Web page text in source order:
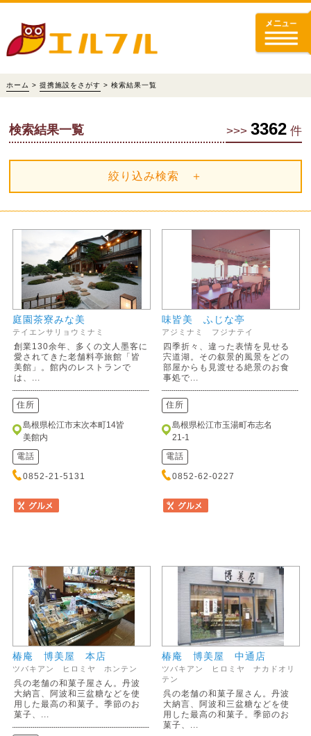
ホーム > 提携施設をさがす > 検索結果一覧
>>> 3362 件
検索結果一覧
絞り込み検索 ＋
庭園茶寮みな美
テイエンサリョウミナミ
創業130余年、多くの文人墨客に
愛されてきた老舗料亭旅館「皆
美館」。館内のレストランで
は、...
住所
島根県松江市末次本町14皆
美館内
電話
0852-21-5131
味皆美 ふじな亭
アジミナミ フジナテイ
四季折々、違った表情を見せる
宍道湖。その叙景的風景をどの
部屋からも見渡せる絶景のお食
事処で...
住所
島根県松江市玉湯町布志名
21-1
電話
0852-62-0227
椿庵 博美屋 本店
ツバキアン ヒロミヤ ホンテン
呉の老舗の和菓子屋さん。丹波
大納言、阿波和三盆糖などを使
用した最高の和菓子。季節のお
菓子、...
椿庵 博美屋 中通店
ツバキアン ヒロミヤ ナカドオリ
テン
呉の老舗の和菓子屋さん。丹波
大納言、阿波和三盆糖などを使
用した最高の和菓子。季節のお
菓子、...